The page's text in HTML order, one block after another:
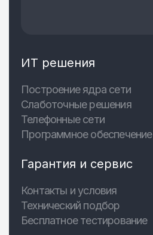
ИТ решения
Построение ядра сети
Слаботочные решения
Телефонные сети
Программное обеспечение
Гарантия и сервис
Контакты и условия
Технический подбор
Бесплатное тестирование